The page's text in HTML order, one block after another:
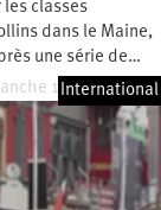
les classes
dans le Maine,
une série de…
19 juillet 2026
International